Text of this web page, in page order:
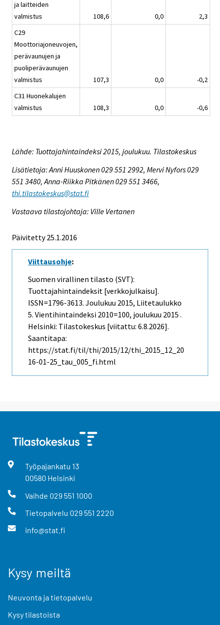
ja laitteiden
valmistus
108,6 0,0
2,3
C29
Moottoriajoneuvojen,
perävaunujen ja
puoliperävaunujen
valmistus
107,3 0,0
-0,2
C31 Huonekalujen
valmistus
108,3 0,0 -0,6
Lähde: Tuottajahintaindeksi 2015, joulukuu. Tilastokeskus
Lisätietoja: Anni Huuskonen 029 551 2992, Mervi Nyfors 029
551 3480, Anna-Riikka Pitkänen 029 551 3466,
thi.tilastokeskus@stat.fi
Vastaava tilastojohtaja: Ville Vertanen
Päivitetty 25.1.2016
Viittausohje:
Suomen virallinen tilasto (SVT):
Tuottajahintaindeksit [verkkojulkaisu].
ISSN=1796-3613. Joulukuu 2015, Liitetaulukko
5. Vientihintaindeksi 2010=100, joulukuu 2015 .
Helsinki: Tilastokeskus [viitattu: 6.8.2026].
Saantitapa:
https://stat.fi/til/thi/2015/12/thi_2015_12_20
16-01-25_tau_005_fi.html
Työpajankatu 13
00580 Helsinki
Vaihde 029 551 1000
Tietopalvelu 029 551 2220
info@stat.fi
Kysy meiltä
Neuvonta ja tietopalvelu
Kysy tilastoista